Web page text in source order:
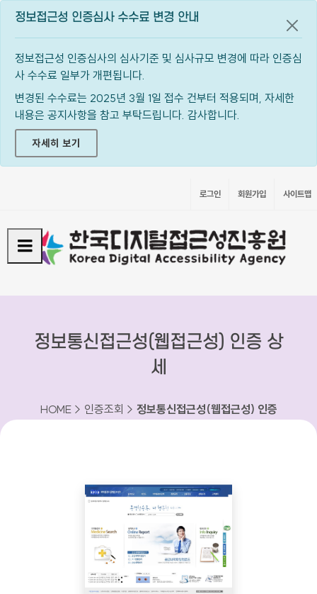
정보접근성 인증심사 수수료 변경 안내
정보접근성 인증심사의 심사기준 및 심사규모 변경에 따라 인증심
사 수수료 일부가 개편됩니다.
변경된 수수료는 2025년 3월 1일 접수 건부터 적용되며, 자세한
내용은 공지사항을 참고 부탁드립니다. 감사합니다.
자세히 보기
공지
로그인 회원가입 사이트맵
정보통신접근성(웹접근성) 인증 상
세
HOME > 인증조회 > 정보통신접근성(웹접근성) 인증